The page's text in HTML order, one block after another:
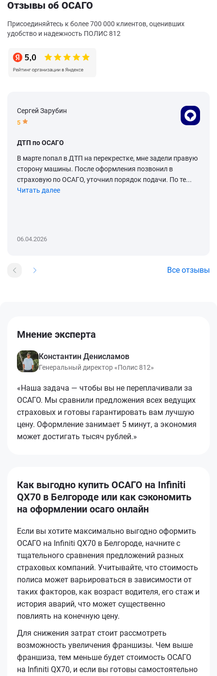
Отзывы об ОСАГО
Присоединяйтесь к более 700 000 клиентов, оценивших
удобство и надежность ПОЛИС 812
Сергей Зарубин
5
ДТП по ОСАГО
В марте попал в ДТП на перекрестке, мне задели правую
сторону машины. После оформления позвонил в
страховую по ОСАГО, уточнил порядок подачи. По те...
Читать далее
06.04.2026
Все отзывы
Мнение эксперта
Константин Денисламов
Генеральный директор «Полис 812»
«Наша задача — чтобы вы не переплачивали за
ОСАГО. Мы сравнили предложения всех ведущих
страховых и готовы гарантировать вам лучшую
цену. Оформление занимает 5 минут, а экономия
может достигать тысяч рублей.»
Как выгодно купить ОСАГО на Infiniti
QX70 в Белгороде или как сэкономить
на оформлении осаго онлайн
Если вы хотите максимально выгодно оформить
ОСАГО на Infiniti QX70 в Белгороде, начните с
тщательного сравнения предложений разных
страховых компаний. Учитывайте, что стоимость
полиса может варьироваться в зависимости от
таких факторов, как возраст водителя, его стаж и
история аварий, что может существенно
повлиять на конечную цену.
Для снижения затрат стоит рассмотреть
возможность увеличения франшизы. Чем выше
франшиза, тем меньше будет стоимость ОСАГО
на Infiniti QX70, и если вы готовы самостоятельно